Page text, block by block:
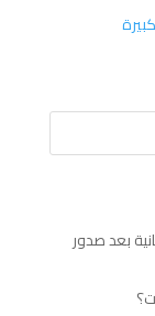
مصر 2026 الحزمة الثانية بعد صدور